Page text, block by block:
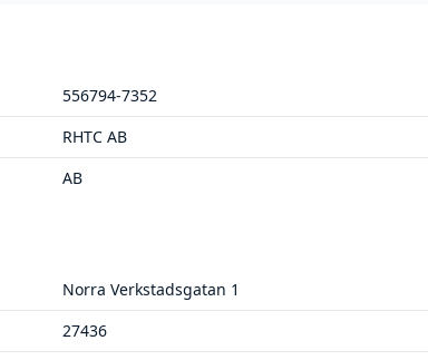
556794-7352
RHTC AB
AB
Norra Verkstadsgatan 1
27436